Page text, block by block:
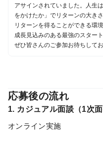
アサインされていました。人生
をかけたか」でリターンの大き
リターンを得ることができる環
成長見込みのある最強のスター
ぜひ皆さんのご参加お待ちしてお
応募後の流れ
1. カジュアル面談（1次面
オンライン実施